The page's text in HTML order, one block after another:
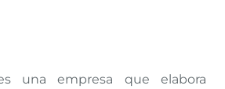
una empresa que elabora